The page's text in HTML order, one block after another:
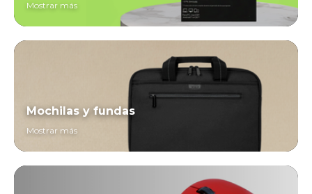
Mostrar más
Mochilas y fundas
Mostrar más